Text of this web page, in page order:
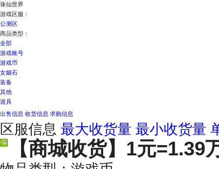
诛仙世界
游戏区服：
公测区
商品类型：
全部
游戏账号
游戏币
女娲石
装备
其他
道具
出售信息 收货信息 求购信息
区服信息 最大收货量 最小收货量
【商城收货】 1元=1.39